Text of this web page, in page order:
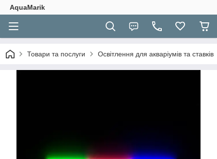
AquaMarik
Товари та послуги Освітлення для акваріумів та ставків